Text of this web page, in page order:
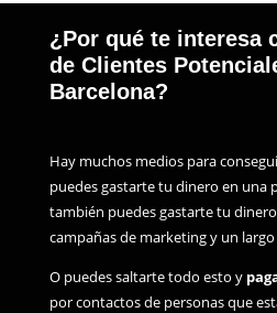
¿Por qué te interesa
de Clientes
Barcelona?
Hay muchos medios para
puedes gastarte tu dinero en una
también puedes gastarte tu
campañas de marketing y un largo
O puedes saltarte todo esto y
por contactos de personas que